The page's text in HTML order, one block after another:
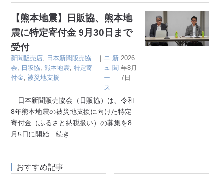
【熊本地震】日販協、熊本地
震に特定寄付金 9月30日まで
受付
新聞販売店, 日本新聞販売協
会, 日販協, 熊本地震,特定寄
付金,被災地支援
｜ ニ
ュ
ー
ス
新
聞
2026
年8月
7日
日本新聞販売協会（日販協）は、令和
8年熊本地震の被災地支援に向けた特定
寄付金（ふるさと納税扱い）の募集を8
月5日に開始 …続き
おすすめ記事